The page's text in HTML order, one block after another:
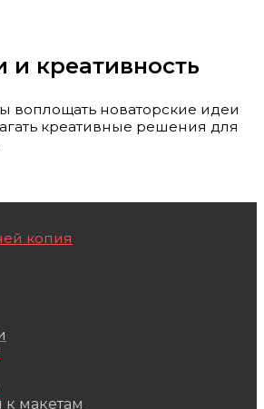
и креативность
воплощать новаторские идеи
креативные решения для
к макетам